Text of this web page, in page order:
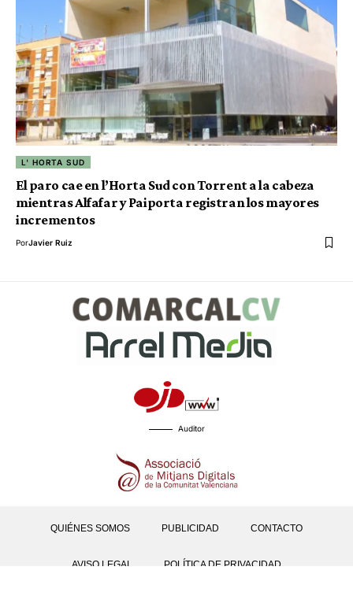
L' HORTA SUD
El paro cae en l’Horta Sud con Torrent a la cabeza
mientras Alfafar y Paiporta registran los mayores
incrementos
PorJavier Ruiz
Auditor
QUIÉNES SOMOS PUBLICIDAD CONTACTO
AVISO LEGAL POLÍTICA DE PRIVACIDAD